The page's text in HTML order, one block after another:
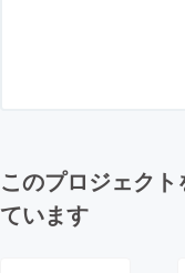
このプロジェク
ています